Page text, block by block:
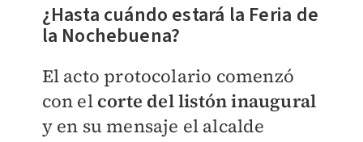
¿Hasta cuándo estará la Feria de
la Nochebuena?
El acto protocolario comenzó
con el corte del listón inaugural
y en su mensaje el alcalde